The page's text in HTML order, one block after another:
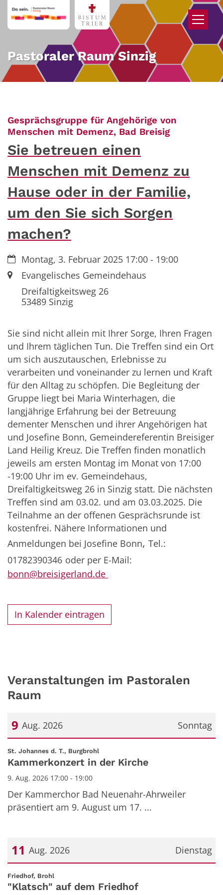
Zum Inhalt springen
Pastoraler Raum Sinzig
Gesprächsgruppe für Angehörige von
Menschen mit Demenz, Bad Breisig:
Sie betreuen einen
Menschen mit Demenz zu
Hause oder in der Familie,
um den Sie sich Sorgen
machen?
Datum:Montag, 3. Februar 2025 17:00 - 19:00
Ort:Evangelisches Gemeindehaus
Dreifaltigkeitsweg 26
53489Sinzig
Sie sind nicht allein mit Ihrer Sorge, Ihren Fragen
und Ihrem täglichen Tun. Die Treffen sind ein Ort
um sich auszutauschen, Erlebnisse zu
verarbeiten und voneinander zu lernen und Kraft
für den Alltag zu schöpfen. Die Begleitung der
Gruppe liegt bei Maria Winterhagen, die
langjährige Erfahrung bei der Betreuung
dementer Menschen und ihrer Angehörigen hat
und Josefine Bonn, Gemeindereferentin Breisiger
Land Heilig Kreuz. Die Treffen finden monatlich
jeweils am ersten Montag im Monat von 17:00
-19:00 Uhr im ev. Gemeindehaus,
Dreifaltigkeitsweg 26 in Sinzig statt. Die nächsten
Treffen sind am 03.02. und am 03.03.2025. Die
Teilnahme an der offenen Gesprächsrunde ist
kostenfrei. Nähere Informationen und
Anmeldungen bei Josefine Bonn, Tel.:
01782390346 oder per E-Mail:
bonn@breisigerland.de
In Kalender eintragen
Veranstaltungen im Pastoralen
Raum
Sonntag
9 Aug. 2026
Datum: 9. August 2026
St. Johannes d. T., Burgbrohl
Kammerkonzert in der Kirche
9. Aug. 2026 17:00 - 19:00
Der Kammerchor Bad Neuenahr-Ahrweiler
präsentiert am 9. August um 17. ...
Dienstag
11 Aug. 2026
Datum: 11. August 2026
Friedhof, Brohl
"Klatsch" auf dem Friedhof